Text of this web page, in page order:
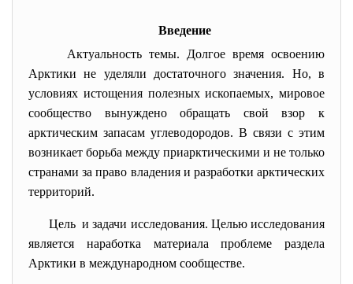
Введение
Актуальность темы. Долгое время освоению
Арктики не уделяли достаточного значения. Но, в
условиях истощения полезных ископаемых, мировое
сообщество вынуждено обращать свой взор к
арктическим запасам углеводородов. В связи с этим
возникает борьба между приарктическими и не только
странами за право владения и разработки арктических
территорий.
Цель и задачи исследования. Целью исследования
является наработка материала проблеме раздела
Арктики в международном сообществе.